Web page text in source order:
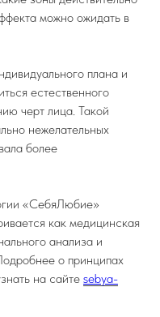
можно ожидать в
плана и
естественного
черт лица. Такой
нежелательных
более
«СебяЛюбие»
как медицинская
анализа и
о принципах
на сайте sebya-